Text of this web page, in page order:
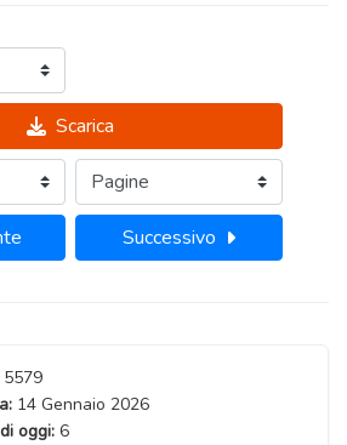
Scarica
Successivo
5579
14 Gennaio 2026
oggi: 6